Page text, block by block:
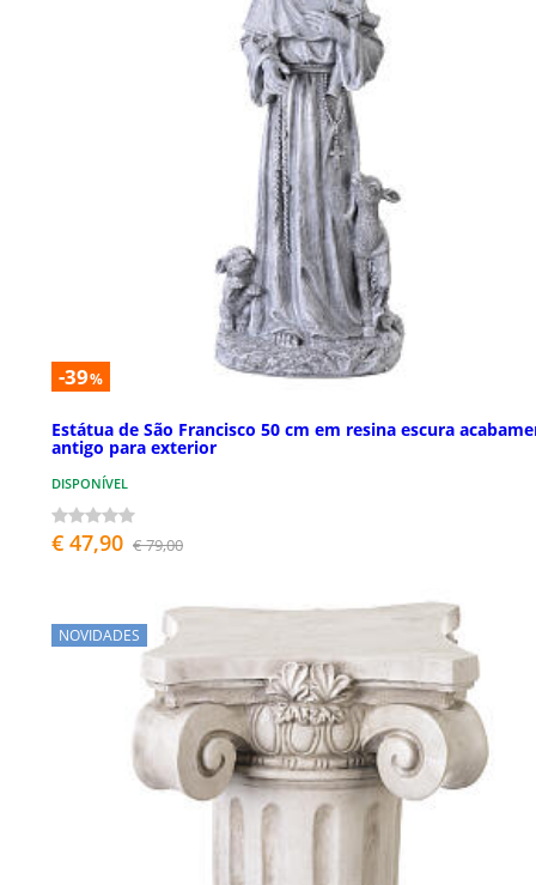
-39%
Estátua de São Francisco 50 cm em resina escura
antigo para exterior
DISPONÍVEL
€ 47,90 € 79,00
NOVIDADES